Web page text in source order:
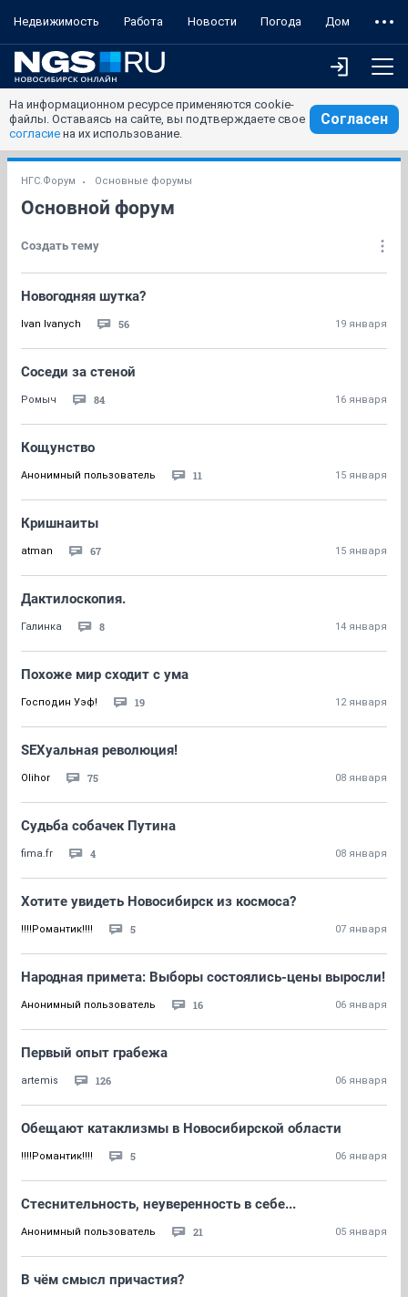
Недвижимость Работа Новости Погода Дом
На информационном ресурсе применяются cookie-
файлы. Оставаясь на сайте, вы подтверждаете свое
согласие на их использование.
Согласен
НГС.Форум Основные форумы
Основной форум
Создать тему
Новогодняя шутка?
Ivan Ivanych 56 19 января
Соседи за стеной
Ромыч 84 16 января
Кощунство
Анонимный пользователь 11 15 января
Кришнаиты
atman 67 15 января
Дактилоскопия.
Галинка 8 14 января
Похоже мир сходит с ума
Господин Уэф! 19 12 января
SEXуальная революция!
Olihor 75 08 января
Судьба собачек Путина
fima.fr 4 08 января
Хотите увидеть Новосибирск из космоса?
!!!!Романтик!!!! 5 07 января
Народная примета: Выборы состоялись-цены выросли!
Анонимный пользователь 16 06 января
Первый опыт грабежа
artemis 126 06 января
Обещают катаклизмы в Новосибирской области
!!!!Романтик!!!! 5 06 января
Стеснительность, неуверенность в себе...
Анонимный пользователь 21 05 января
В чём смысл причастия?